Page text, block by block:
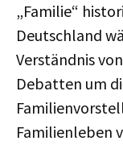
„Familie“
Deutschland
Verständnis
Debatten um
Familienleben